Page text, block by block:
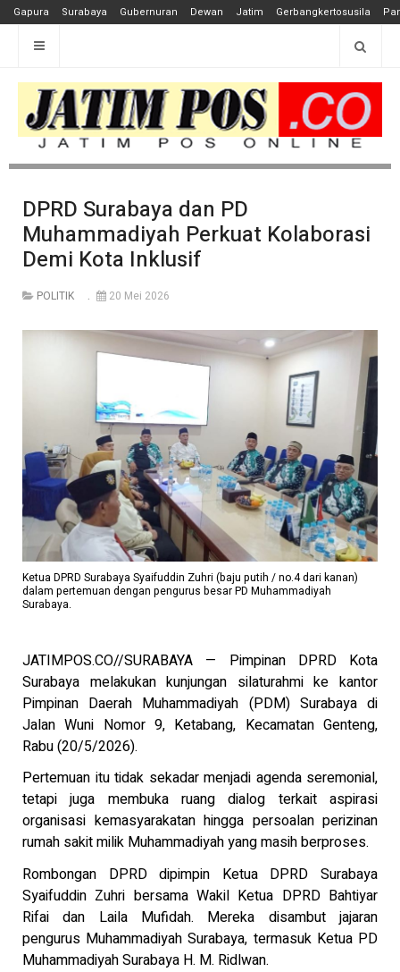
Gapura Surabaya Gubernuran Dewan Jatim Gerbangkertosusila
DPRD Surabaya dan PD
Muhammadiyah Perkuat Kolaborasi
Demi Kota Inklusif
POLITIK 20 Mei 2026
Ketua DPRD Surabaya Syaifuddin Zuhri (baju putih / no.4 dari kanan)
dalam pertemuan dengan pengurus besar PD Muhammadiyah
Surabaya.
JATIMPOS.CO//SURABAYA — Pimpinan DPRD Kota
Surabaya melakukan kunjungan silaturahmi ke kantor
Pimpinan Daerah Muhammadiyah (PDM) Surabaya di
Jalan Wuni Nomor 9, Ketabang, Kecamatan Genteng,
Rabu (20/5/2026).
Pertemuan itu tidak sekadar menjadi agenda seremonial,
tetapi juga membuka ruang dialog terkait aspirasi
organisasi kemasyarakatan hingga persoalan perizinan
rumah sakit milik Muhammadiyah yang masih berproses.
Rombongan DPRD dipimpin Ketua DPRD Surabaya
Syaifuddin Zuhri bersama Wakil Ketua DPRD Bahtiyar
Rifai dan Laila Mufidah. Mereka disambut jajaran
pengurus Muhammadiyah Surabaya, termasuk Ketua PD
Muhammadiyah Surabaya H. M. Ridlwan.